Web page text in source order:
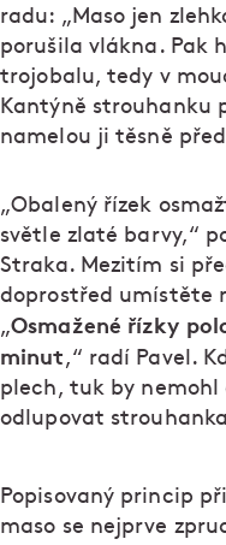
radu: „Maso jen
porušila vlákna. Pak
trojobalu, tedy v
Kantýně strouhanku
namelou ji těsně
„Obalený řízek
světle zlaté barvy,“
Straka. Mezitím si
doprostřed umístěte
„Osmažené řízky
minut,“ radí Pavel.
plech, tuk by nemohl
odlupovat
Popisovaný princip
maso se nejprve